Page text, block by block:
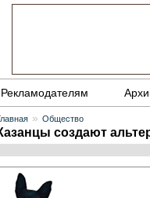
Рекламодателям
» Общество
создают